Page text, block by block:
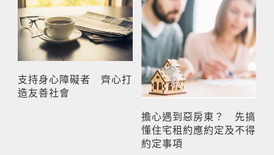
支持身心障礙者 齊心打
造友善社會
擔心遇到惡房東？ 先搞
懂住宅租約應約定及不得
約定事項